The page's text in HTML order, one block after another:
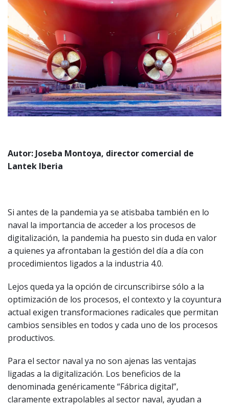
Autor: Joseba Montoya, director comercial de
Lantek Iberia
Si antes de la pandemia ya se atisbaba también en lo
naval la importancia de acceder a los procesos de
digitalización, la pandemia ha puesto sin duda en valor
a quienes ya afrontaban la gestión del día a día con
procedimientos ligados a la industria 4.0.
Lejos queda ya la opción de circunscribirse sólo a la
optimización de los procesos, el contexto y la coyuntura
actual exigen transformaciones radicales que permitan
cambios sensibles en todos y cada uno de los procesos
productivos.
Para el sector naval ya no son ajenas las ventajas
ligadas a la digitalización. Los beneficios de la
denominada genéricamente “Fábrica digital”,
claramente extrapolables al sector naval, ayudan a